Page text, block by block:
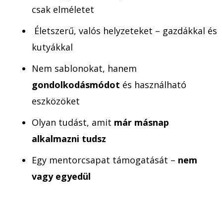
csak elméletet
Életszerű, valós helyzeteket – gazdákkal és
kutyákkal
Nem sablonokat, hanem
gondolkodásmódot és használható
eszközöket
Olyan tudást, amit már másnap
alkalmazni tudsz
Egy mentorcsapat támogatását – nem
vagy egyedül